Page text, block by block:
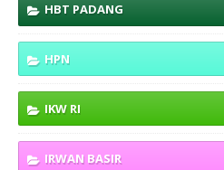
HBT PADANG
HPN
IKW RI
IRWAN BASIR